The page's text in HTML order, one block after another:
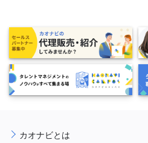
カオナビとは